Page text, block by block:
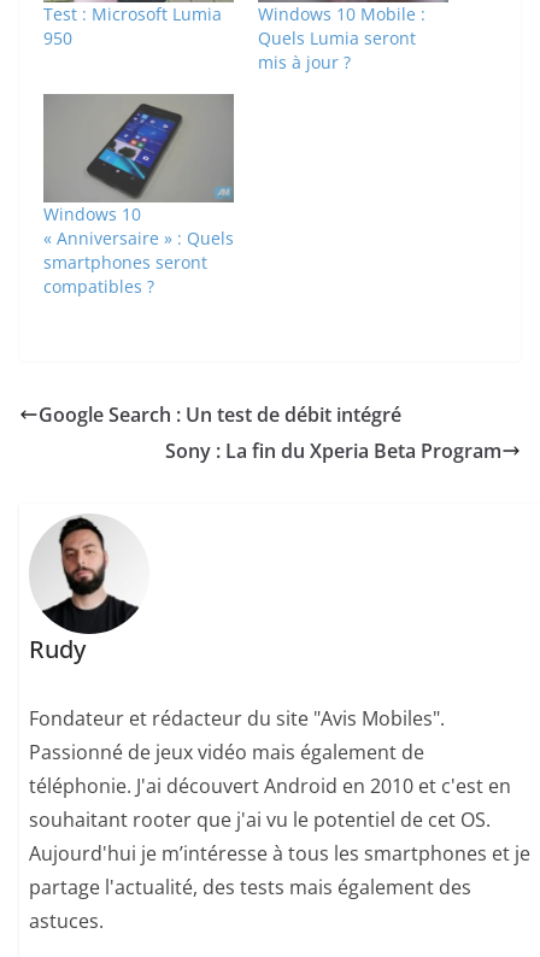
Test : Microsoft Lumia
950
Windows 10 Mobile :
Quels Lumia seront
mis à jour ?
Windows 10
« Anniversaire » : Quels
smartphones seront
compatibles ?
Google Search : Un test de débit intégré
Sony : La fin du Xperia Beta Program
Rudy
Fondateur et rédacteur du site "Avis Mobiles".
Passionné de jeux vidéo mais également de
téléphonie. J'ai découvert Android en 2010 et c'est en
souhaitant rooter que j'ai vu le potentiel de cet OS.
Aujourd'hui je m’intéresse à tous les smartphones et je
partage l'actualité, des tests mais également des
astuces.